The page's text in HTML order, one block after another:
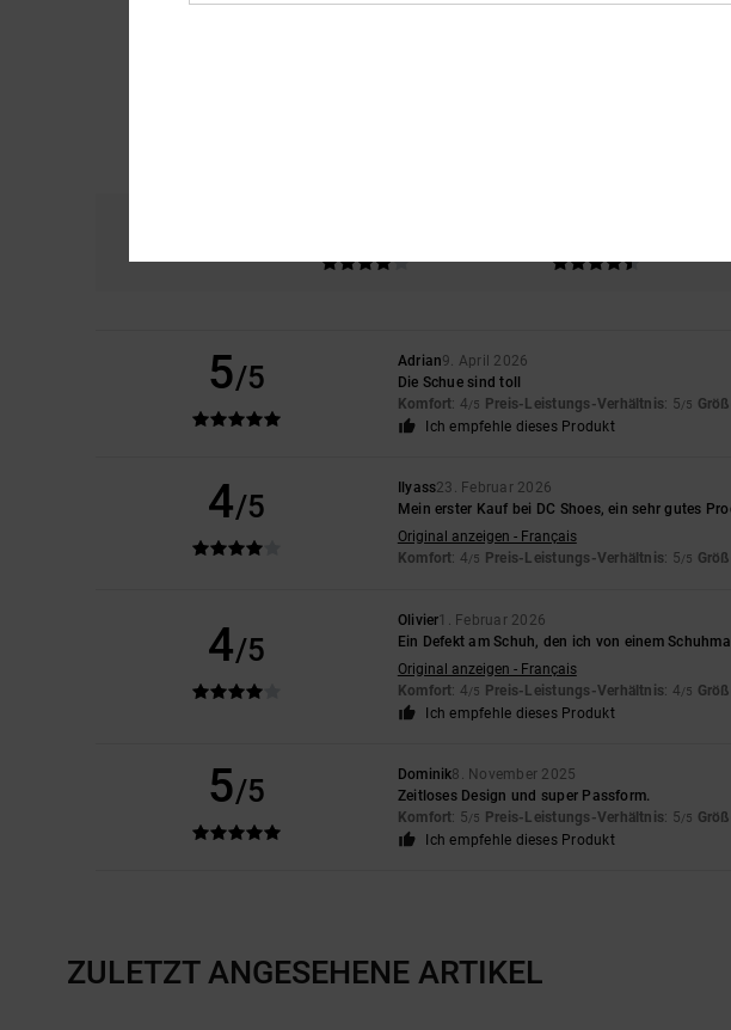
5/5 Adrian9. April 2026
Die Schue sind toll
Komfort: 4/5 Preis-Leistungs-Verhältnis: 5/5
Ich empfehle dieses Produkt
4/5
Ilyass23. Februar 2026
Mein erster Kauf bei DC Shoes, ein sehr gutes
Original anzeigen - Français
Komfort: 4/5 Preis-Leistungs-Verhältnis: 5/5
4/5
Olivier1. Februar 2026
Ein Defekt am Schuh, den ich von einem
Original anzeigen - Français
Komfort: 4/5 Preis-Leistungs-Verhältnis: 4/5
Ich empfehle dieses Produkt
5/5 Dominik8. November 2025
Zeitloses Design und super Passform.
Komfort: 5/5 Preis-Leistungs-Verhältnis: 5/5
Ich empfehle dieses Produkt
ZULETZT ANGESEHENE ARTIKEL